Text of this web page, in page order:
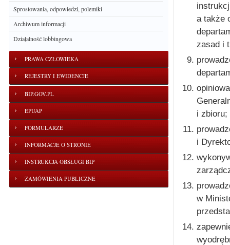
Sprostowania, odpowiedzi, polemiki
Archiwum informacji
Działalność lobbingowa
PRAWA CZŁOWIEKA
REJESTRY I EWIDENCJE
BIP.GOV.PL
EPUAP
FORMULARZE
INFORMACJE O STRONIE
INSTRUKCJA OBSŁUGI BIP
ZAMÓWIENIA PUBLICZNE
a także
zasad i
i zbioru;
i
w